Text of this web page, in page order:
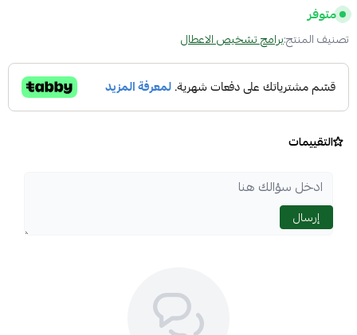
متوفر
تصنيف المنتج:برامج تشخيص الاعطال
التقييمات
إرسال